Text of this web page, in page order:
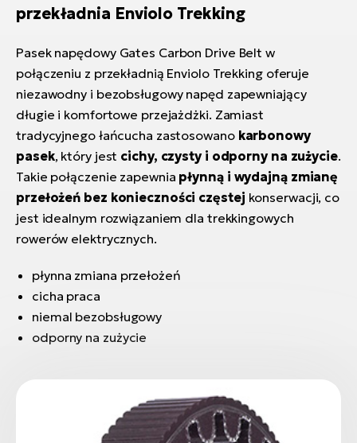
przekładnia Enviolo Trekking
Pasek napędowy Gates Carbon Drive Belt w
połączeniu z przekładnią Enviolo Trekking oferuje
niezawodny i bezobsługowy napęd zapewniający
długie i komfortowe przejażdżki. Zamiast
tradycyjnego łańcucha zastosowano karbonowy
pasek, który jest cichy, czysty i odporny na zużycie.
Takie połączenie zapewnia płynną i wydajną zmianę
przełożeń bez konieczności częstej konserwacji, co
jest idealnym rozwiązaniem dla trekkingowych
rowerów elektrycznych.
płynna zmiana przełożeń
cicha praca
niemal bezobsługowy
odporny na zużycie